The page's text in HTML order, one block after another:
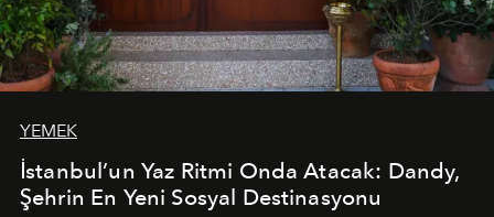
YEMEK
İstanbul’un Yaz Ritmi Onda Atacak: Dandy,
Şehrin En Yeni Sosyal Destinasyonu